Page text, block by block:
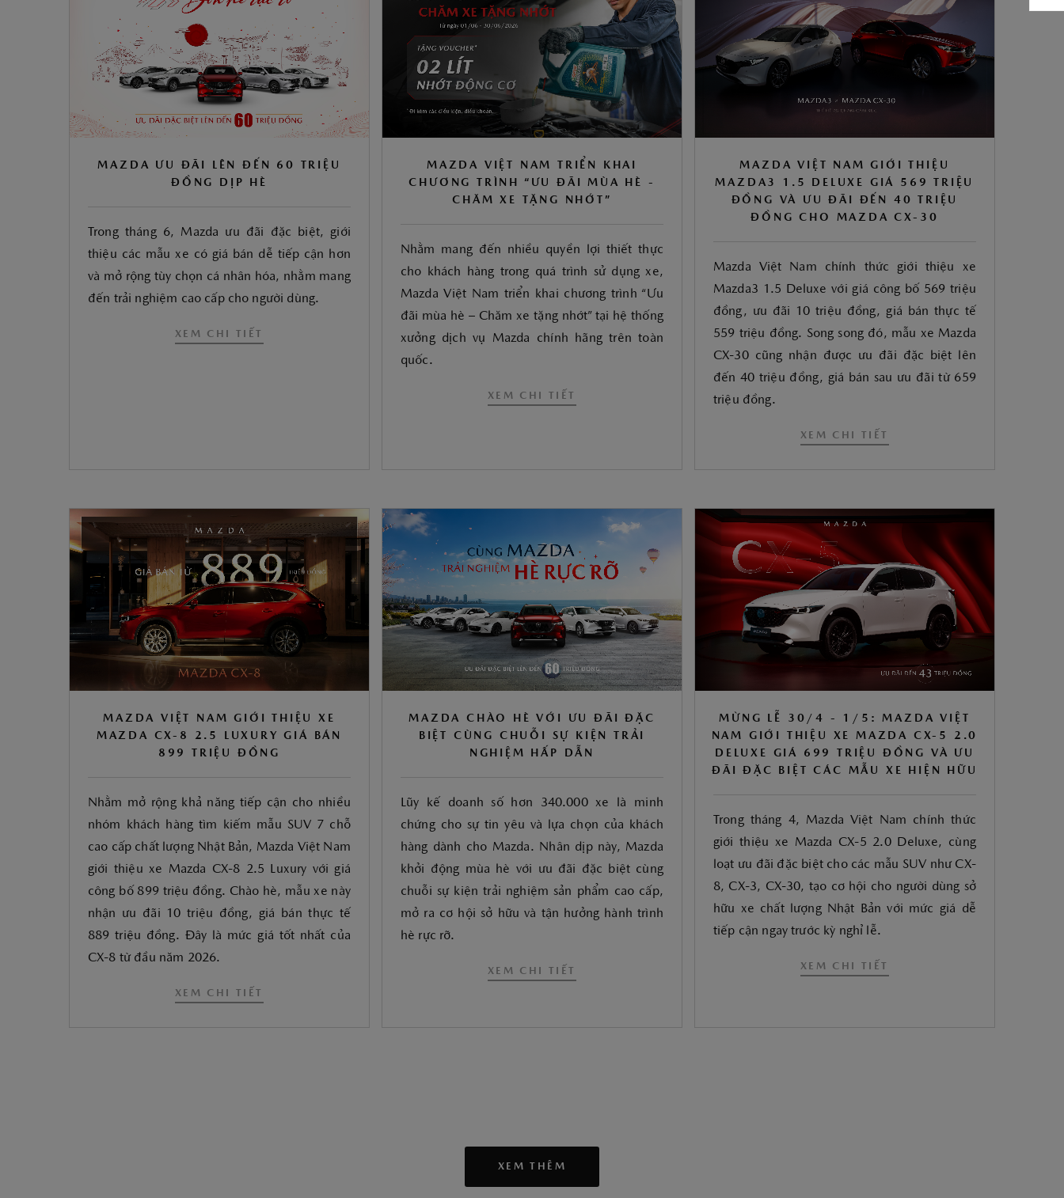
MAZDA ƯU ĐÃI LÊN ĐẾN 60 TRIỆU
ĐỒNG DỊP HÈ
Trong tháng 6, Mazda ưu đãi đặc biệt, giới
thiệu các mẫu xe có giá bán dễ tiếp cận hơn
và mở rộng tùy chọn cá nhân hóa, nhằm mang
đến trải nghiệm cao cấp cho người dùng.
XEM CHI TIẾT
MAZDA VIỆT NAM TRIỂN KHAI
CHƯƠNG TRÌNH “ƯU ĐÃI MÙA HÈ -
CHĂM XE TẶNG NHỚT”
Nhằm mang đến nhiều quyền lợi thiết thực
cho khách hàng trong quá trình sử dụng xe,
Mazda Việt Nam triển khai chương trình “Ưu
đãi mùa hè – Chăm xe tặng nhớt” tại hệ thống
xưởng dịch vụ Mazda chính hãng trên toàn
quốc.
XEM CHI TIẾT
MAZDA VIỆT NAM GIỚI THIỆU
MAZDA3 1.5 DELUXE GIÁ 569 TRIỆU
ĐỒNG VÀ ƯU ĐÃI ĐẾN 40 TRIỆU
ĐỒNG CHO MAZDA CX-30
Mazda Việt Nam chính thức giới thiệu xe
Mazda3 1.5 Deluxe với giá công bố 569 triệu
đồng, ưu đãi 10 triệu đồng, giá bán thực tế
559 triệu đồng. Song song đó, mẫu xe Mazda
CX-30 cũng nhận được ưu đãi đặc biệt lên
đến 40 triệu đồng, giá bán sau ưu đãi từ 659
triệu đồng.
XEM CHI TIẾT
MAZDA VIỆT NAM GIỚI THIỆU XE
MAZDA CX-8 2.5 LUXURY GIÁ BÁN
899 TRIỆU ĐỒNG
Nhằm mở rộng khả năng tiếp cận cho nhiều
nhóm khách hàng tìm kiếm mẫu SUV 7 chỗ
cao cấp chất lượng Nhật Bản, Mazda Việt Nam
giới thiệu xe Mazda CX-8 2.5 Luxury với giá
công bố 899 triệu đồng. Chào hè, mẫu xe này
nhận ưu đãi 10 triệu đồng, giá bán thực tế
889 triệu đồng. Đây là mức giá tốt nhất của
CX-8 từ đầu năm 2026.
XEM CHI TIẾT
MAZDA CHÀO HÈ VỚI ƯU ĐÃI ĐẶC
BIỆT CÙNG CHUỖI SỰ KIỆN TRẢI
NGHIỆM HẤP DẪN
Lũy kế doanh số hơn 340.000 xe là minh
chứng cho sự tin yêu và lựa chọn của khách
hàng dành cho Mazda. Nhân dịp này, Mazda
khởi động mùa hè với ưu đãi đặc biệt cùng
chuỗi sự kiện trải nghiệm sản phẩm cao cấp,
mở ra cơ hội sở hữu và tận hưởng hành trình
hè rực rỡ.
XEM CHI TIẾT
MỪNG LỄ 30/4 - 1/5: MAZDA VIỆT
NAM GIỚI THIỆU XE MAZDA CX-5 2.0
DELUXE GIÁ 699 TRIỆU ĐỒNG VÀ ƯU
ĐÃI ĐẶC BIỆT CÁC MẪU XE HIỆN HỮU
Trong tháng 4, Mazda Việt Nam chính thức
giới thiệu xe Mazda CX-5 2.0 Deluxe, cùng
loạt ưu đãi đặc biệt cho các mẫu SUV như CX-
8, CX-3, CX-30, tạo cơ hội cho người dùng sở
hữu xe chất lượng Nhật Bản với mức giá dễ
tiếp cận ngay trước kỳ nghỉ lễ.
XEM CHI TIẾT
XEM THÊM